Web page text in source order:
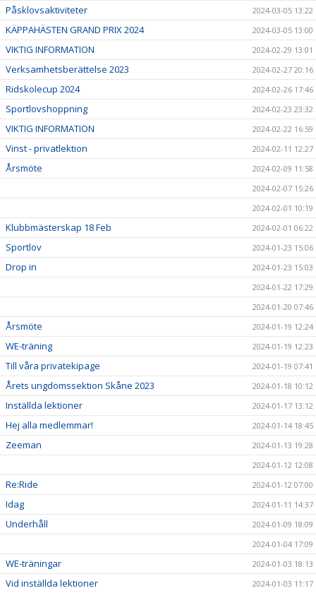
Påsklovsaktiviteter 2024-03-05 13:22
KÄPPAHÄSTEN GRAND PRIX 2024 2024-03-05 13:00
VIKTIG INFORMATION 2024-02-29 13:01
Verksamhetsberättelse 2023 2024-02-27 20:16
Ridskolecup 2024 2024-02-26 17:46
Sportlovshoppning 2024-02-23 23:32
VIKTIG INFORMATION 2024-02-22 16:59
Vinst - privatlektion 2024-02-11 12:27
Årsmöte
2024-02-09 11:58
2024-02-07 15:26
2024-02-01 10:19
Klubbmästerskap 18 Feb 2024-02-01 06:22
Sportlov 2024-01-23 15:06
Drop in
2024-01-23 15:03
2024-01-22 17:29
2024-01-20 07:46
Årsmöte 2024-01-19 12:24
WE-träning 2024-01-19 12:23
Till våra privatekipage 2024-01-19 07:41
Årets ungdomssektion Skåne 2023 2024-01-18 10:12
Inställda lektioner 2024-01-17 13:12
Hej alla medlemmar! 2024-01-14 18:45
Zeeman
2024-01-13 19:28
2024-01-12 12:08
Re:Ride 2024-01-12 07:00
Idag 2024-01-11 14:37
Underhåll
2024-01-09 18:09
2024-01-04 17:09
WE-träningar 2024-01-03 18:13
Vid inställda lektioner 2024-01-03 11:17